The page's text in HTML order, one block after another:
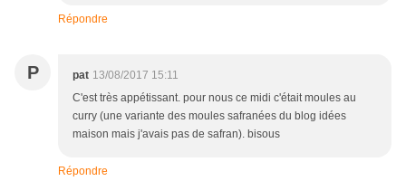
Répondre
P pat 13/08/2017 15:11
C'est très appétissant. pour nous ce midi c'était moules au
curry (une variante des moules safranées du blog idées
maison mais j'avais pas de safran). bisous
Répondre